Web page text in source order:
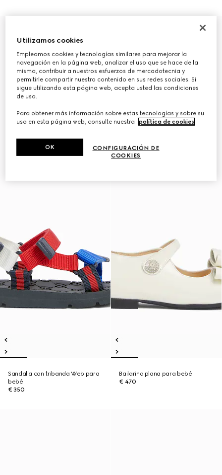
Sandalia con tribanda Web para
bebé
€ 350
Bailarina plana para bebé
€ 470
Utilizamos cookies
Empleamos cookies y tecnologías similares para mejorar la
navegación en la página web, analizar el uso que se hace de la
misma, contribuir a nuestros esfuerzos de mercadotecnia y
permitirle compartir nuestro contenido en sus redes sociales. Si
sigue utilizando esta página web, acepta usted las condiciones
de uso.
Para obtener más información sobre estas tecnologías y sobre su
uso en esta página web, consulte nuestra
política de cookies.
CONFIGURACIÓN DE
COOKIES
OK